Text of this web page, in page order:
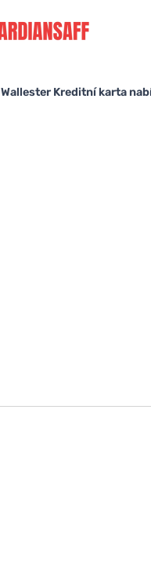
Wallester Kreditní karta